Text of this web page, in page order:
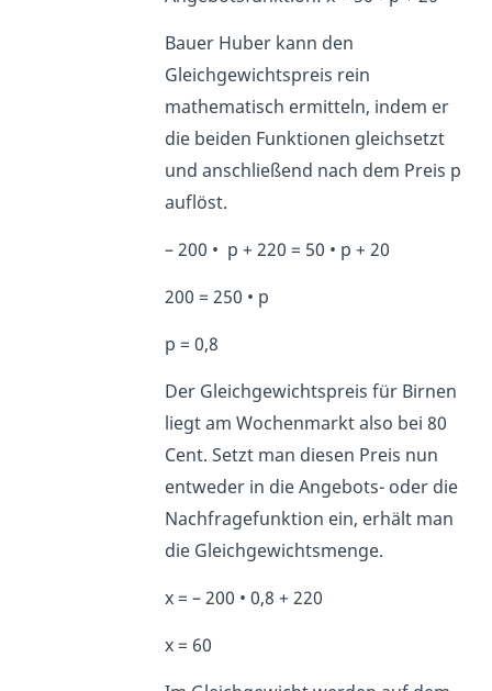
Bauer Huber kann den
Gleichgewichtspreis rein
mathematisch ermitteln, indem er
die beiden Funktionen gleichsetzt
und anschließend nach dem Preis p
auflöst.
– 200 • p + 220 = 50 • p + 20
200 = 250 • p
p = 0,8
Der Gleichgewichtspreis für Birnen
liegt am Wochenmarkt also bei 80
Cent. Setzt man diesen Preis nun
entweder in die Angebots- oder die
Nachfragefunktion ein, erhält man
die Gleichgewichtsmenge.
x = – 200 • 0,8 + 220
x = 60